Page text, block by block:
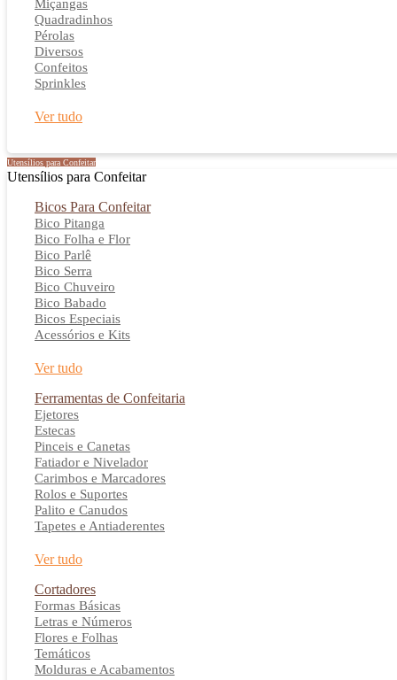
Miçangas
Quadradinhos
Pérolas
Diversos
Confeitos
Sprinkles
Ver tudo
Utensílios para Confeitar
Utensílios para Confeitar
Bicos Para Confeitar
Bico Pitanga
Bico Folha e Flor
Bico Parlê
Bico Serra
Bico Chuveiro
Bico Babado
Bicos Especiais
Acessórios e Kits
Ver tudo
Ferramentas de Confeitaria
Ejetores
Estecas
Pinceis e Canetas
Fatiador e Nivelador
Carimbos e Marcadores
Rolos e Suportes
Palito e Canudos
Tapetes e Antiaderentes
Ver tudo
Cortadores
Formas Básicas
Letras e Números
Flores e Folhas
Temáticos
Molduras e Acabamentos